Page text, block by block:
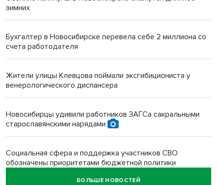
зимних
Бухгалтер в Новосибирске перевела себе 2 миллиона со
счета работодателя
Жители улицы Клевцова поймали эксгибициониста у
венерологического диспансера
Новосибирцы удивили работников ЗАГСа сакральными
старославянскими нарядами
Социальная сфера и поддержка участников СВО
обозначены приоритетами бюджетной политики
БОЛЬШЕ НОВОСТЕЙ